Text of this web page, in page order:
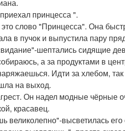
принцесса ".
слово "Принцесса". Она
в пучок и выпустила пару
шептались сидящие
а за продуктами в
Идти за хлебом,
на выход.
Он надел модные чёрные
красавец.
великолепно"-высветилась